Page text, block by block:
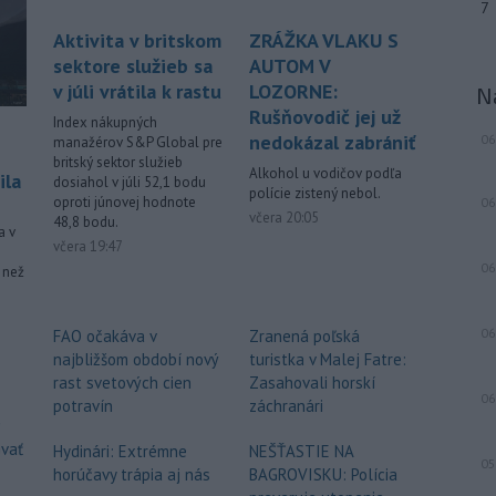
slovenských vojakov, ktorí zahynuli pri
plnení úloh v mierovej misii
Organizácie Spojených národov
UNPROFOR v bývalej Juhoslávii.
16:40 - Vo vodnej ploche Veľký
stredu popoludní utopil 53-ročný
ktoré zostali v tejto exkláve po
minulotýždňovej migračnej vlne.
v
Aktivita v britskom
sektore služieb sa
v júli vrátila k rastu
Index nákupných
manažérov S&P Global pre
britský sektor služieb
dosiahol v júli 52,1 bodu
oproti júnovej hodnote
48,8 bodu.
včera 19:47
FAO očakáva v
najbližšom období nový
rast svetových cien
potravín
Hydinári: Extrémne
horúčavy trápia aj nás
ZRÁŽKA VLAKU S
AUTOM V
LOZORNE:
Rušňovodič jej už
nedokázal zabrániť
Alkohol u vodičov podľa
polície zistený nebol.
včera 20:05
Zranená poľská
turistka v Malej Fatre:
Zasahovali horskí
záchranári
NEŠŤASTIE NA
BAGROVISKU: Polícia
7